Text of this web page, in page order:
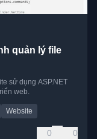
quản lý file
sử dụng ASP.NET
web.
Website
0 0